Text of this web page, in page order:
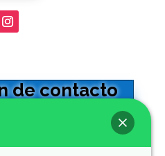
de contacto
-5º. CP41001